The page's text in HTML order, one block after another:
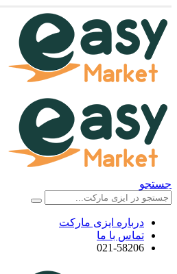
جستجو
درباره ایزی مارکت
تماس با ما
021-58206